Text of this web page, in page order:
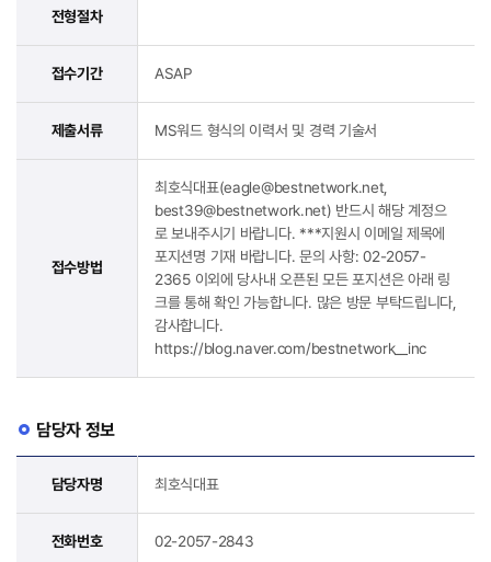
전형절차
접수기간 ASAP
제출서류 MS워드 형식의 이력서 및 경력 기술서
접수방법
최호식대표(eagle@bestnetwork.net,
best39@bestnetwork.net) 반드시 해당 계정으
로 보내주시기 바랍니다. ***지원시 이메일 제목에
포지션명 기재 바랍니다. 문의 사항: 02-2057-
2365 이외에 당사내 오픈된 모든 포지션은 아래 링
크를 통해 확인 가능합니다. 많은 방문 부탁드립니다,
감사합니다.
https://blog.naver.com/bestnetwork__inc
담당자 정보
담당자명 최호식대표
전화번호 02-2057-2843